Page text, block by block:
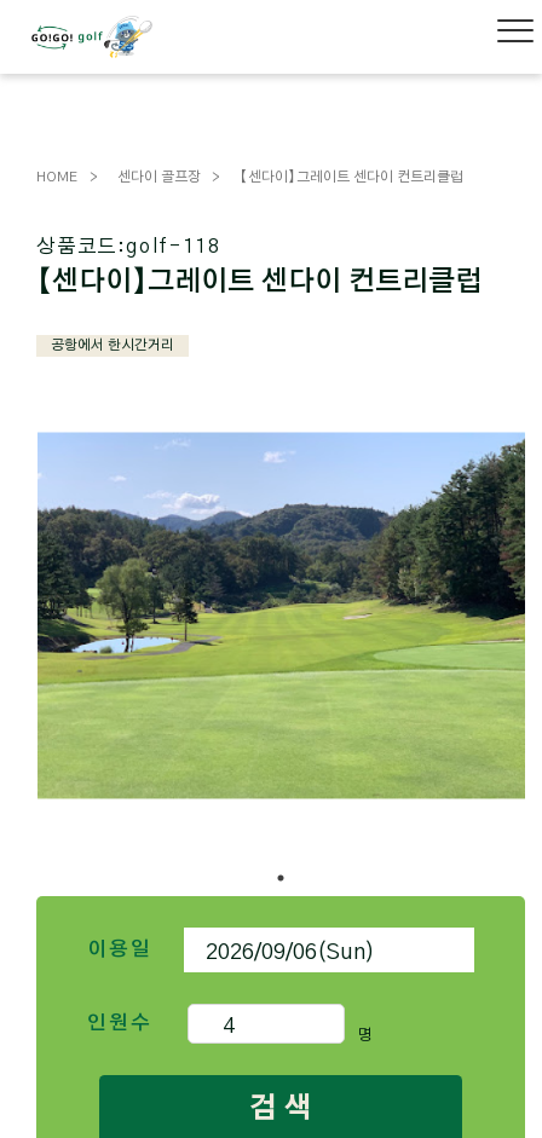
HOME 센다이 골프장 【센다이】그레이트 센다이 컨트리클럽
상품코드:golf-118
【센다이】그레이트 센다이 컨트리클럽
공항에서 한시간거리
이용일
인원수
명
검 색